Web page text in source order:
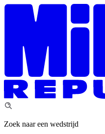
Zoek naar een wedstrijd